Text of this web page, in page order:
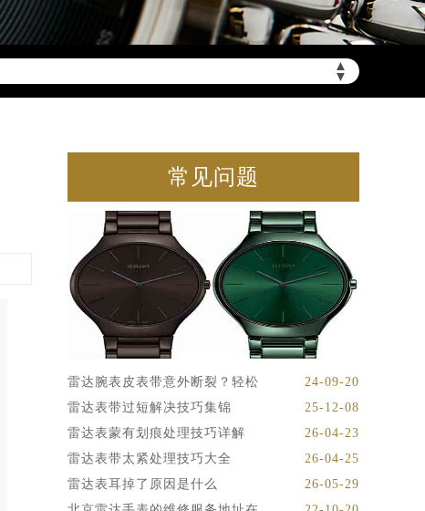
▲
▼
常见问题
雷达腕表皮表带意外断裂？轻松
24-09-20
雷达表带过短解决技巧集锦
25-12-08
雷达表蒙有划痕处理技巧详解
26-04-23
雷达表带太紧处理技巧大全
26-04-25
雷达表耳掉了原因是什么
26-05-29